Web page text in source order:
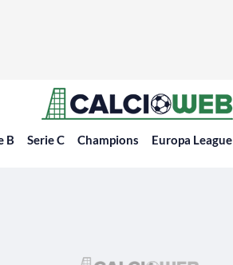
B Serie C Champions Europa League